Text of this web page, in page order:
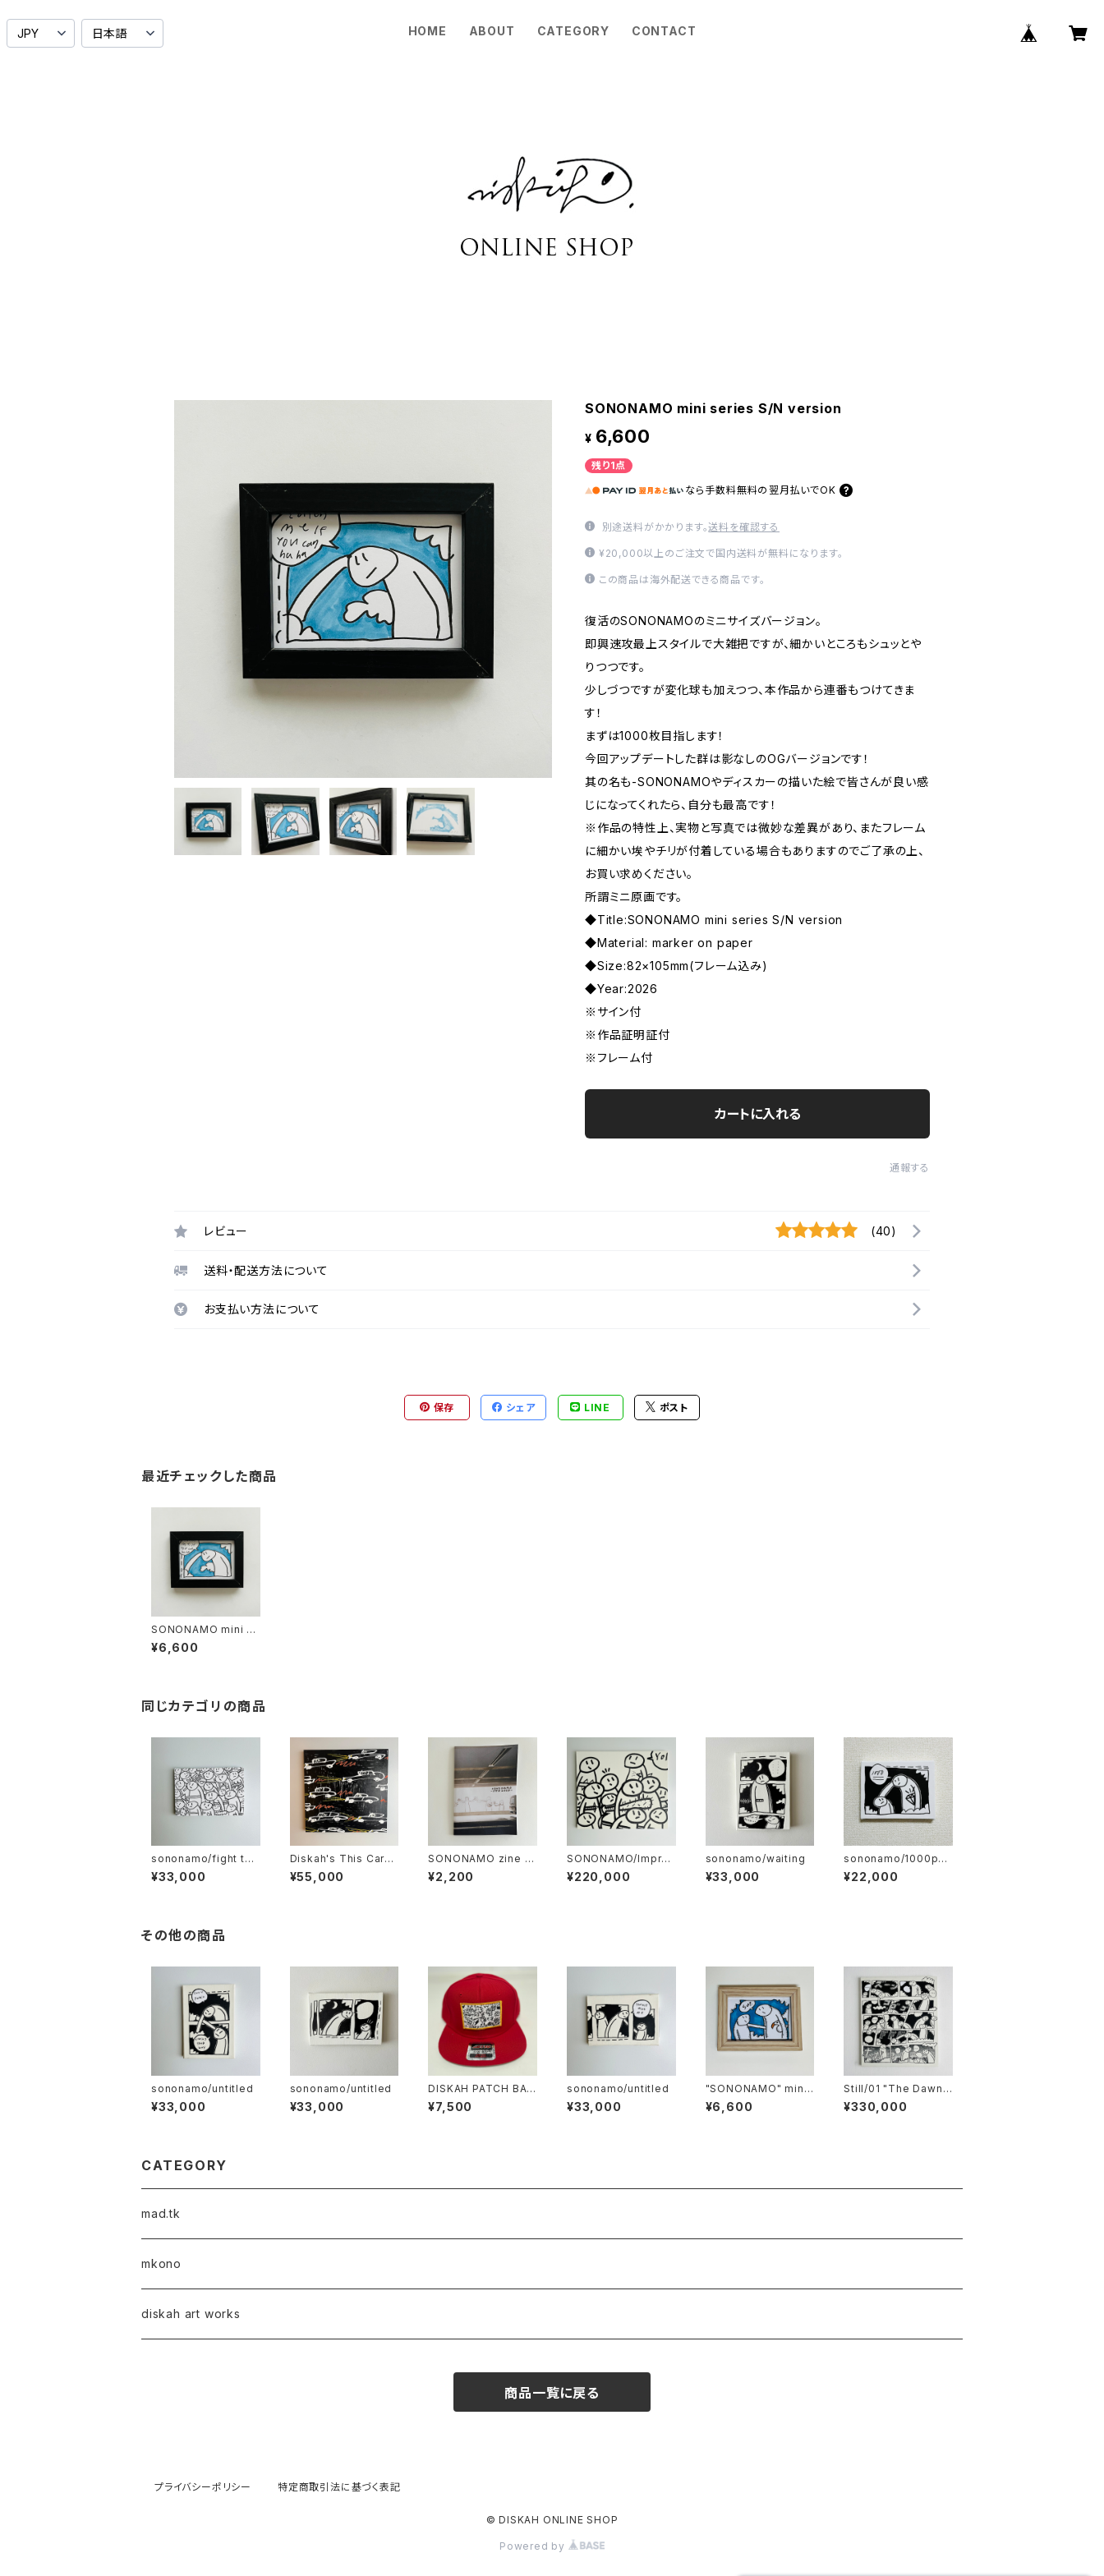
HOME ABOUT CATEGORY CONTACT
SONONAMO mini series S/N version
¥ 6,600
残り1点
なら 手数料無料の 翌月払いでOK
別途送料がかかります。送料を確認する
¥20,000以上のご注文で国内送料が無料になります。
この商品は海外配送できる商品です。
復活のSONONAMOのミニサイズバージョン。
即興速攻最上スタイルで大雑把ですが、細かいところもシュッとや
りつつです。
少しづつですが変化球も加えつつ、本作品から連番もつけてきま
す！
まずは1000枚目指します！
今回アップデートした群は影なしのOGバージョンです！
其の名も-SONONAMOやディスカーの描いた絵で皆さんが良い感
じになってくれたら、自分も最高です！
※作品の特性上、実物と写真では微妙な差異があり、またフレーム
に細かい埃やチリが付着している場合もありますのでご了承の上、
お買い求めください。
所謂ミニ原画です。
◆Title:SONONAMO mini series S/N version
◆Material: marker on paper
◆Size:82×105mm(フレーム込み)
◆Year:2026
※サイン付
※作品証明証付
※フレーム付
カートに入れる
通報する
レビュー (40)
送料・配送方法について
お支払い方法について
保存 シェア LINE ポスト
最近チェックした商品
SONONAMO mini s
eries S/N version
¥6,600
同じカテゴリの商品
sononamo/fight the
power
¥33,000
Diskah's This Cars
with Sononamo
¥55,000
SONONAMO zine 19
98-2003
¥2,200
SONONAMO/Impro
mptu series-Armed
Crowds
¥220,000
sononamo/waiting
¥33,000
sononamo/1000poi
nts
¥22,000
その他の商品
sononamo/untitled
¥33,000
sononamo/untitled
¥33,000
DISKAH PATCH BAL
L CAP
¥7,500
sononamo/untitled
¥33,000
"SONONAMO" mini
series
¥6,600
Still/01 "The Dawn
Adventurer"
¥330,000
CATEGORY
mad.tk
mkono
diskah art works
商品一覧に戻る
プライバシーポリシー 特定商取引法に基づく表記
© DISKAH ONLINE SHOP
Powered by